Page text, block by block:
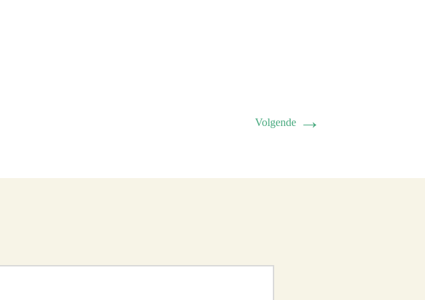
Volgende →